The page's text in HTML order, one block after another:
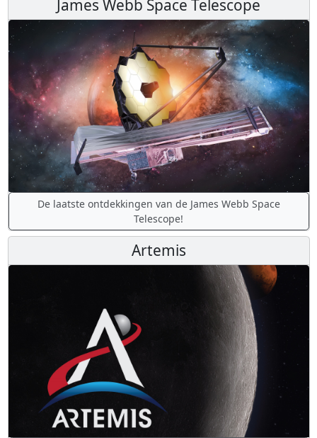
James Webb Space Telescope
De laatste ontdekkingen van de James Webb Space
Telescope!
Artemis